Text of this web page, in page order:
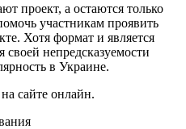
проект, а остаются только
участникам проявить
Хотя формат и является
своей непредсказуемости
в Украине.
сайте онлайн.